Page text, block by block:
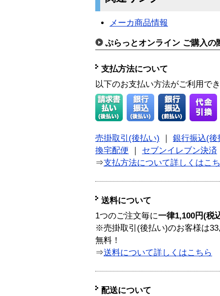
メーカ商品情報
ぷらっとオンライン ご購入の
支払方法について
以下のお支払い方法がご利用で
売掛取引(後払い)
銀行振込(後
換宅配便
セブンイレブン決済
⇒支払方法について詳しくはこ
送料について
1つのご注文毎に一律1,100円(税
※売掛取引(後払い)のお客様は
無料！
⇒送料について詳しくはこちら
配送について